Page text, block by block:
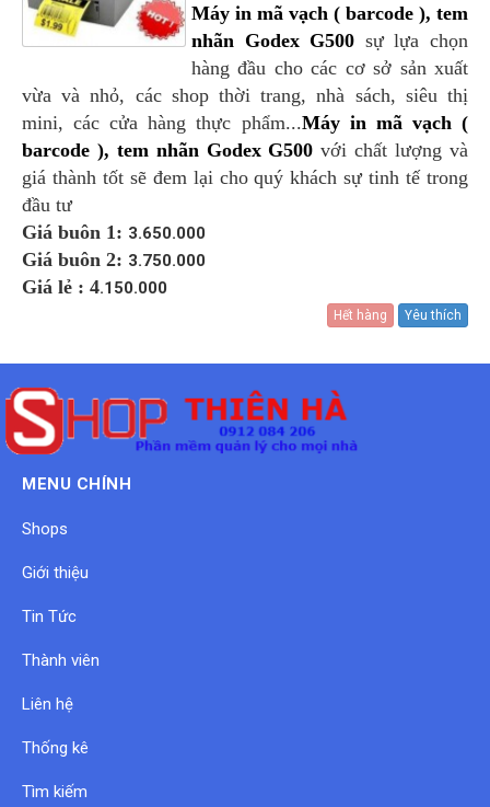
Máy in mã vạch ( barcode ), tem
nhãn Godex G500 sự lựa chọn
hàng đầu cho các cơ sở sản xuất
vừa và nhỏ, các shop thời trang, nhà sách, siêu thị
mini, các cửa hàng thực phẩm...Máy in mã vạch (
barcode ), tem nhãn Godex G500 với chất lượng và
giá thành tốt sẽ đem lại cho quý khách sự tinh tế trong
đầu tư
Giá buôn 1: 3.650.000
Giá buôn 2: 3.750.000
Giá lẻ : 4.150.000
Hết hàng Yêu thích
MENU CHÍNH
Shops
Giới thiệu
Tin Tức
Thành viên
Liên hệ
Thống kê
Tìm kiếm